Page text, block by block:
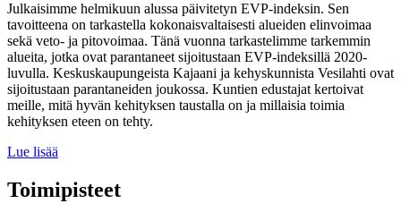
Julkaisimme helmikuun alussa päivitetyn EVP-indeksin. Sen
tavoitteena on tarkastella kokonaisvaltaisesti alueiden elinvoimaa
sekä veto- ja pitovoimaa. Tänä vuonna tarkastelimme tarkemmin
alueita, jotka ovat parantaneet sijoitustaan EVP-indeksillä 2020-
luvulla. Keskuskaupungeista Kajaani ja kehyskunnista Vesilahti ovat
sijoitustaan parantaneiden joukossa. Kuntien edustajat kertoivat
meille, mitä hyvän kehityksen taustalla on ja millaisia toimia
kehityksen eteen on tehty.
Lue lisää
ja
kehyskunnat
Toimipisteet